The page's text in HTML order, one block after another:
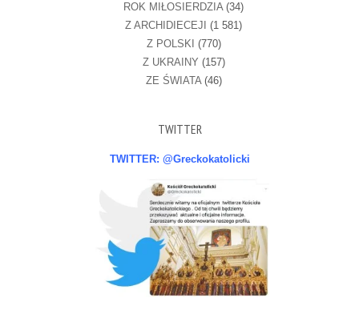
ROK MIŁOSIERDZIA(34)
Z ARCHIDIECEJI (1 581)
Z POLSKI (770)
Z UKRAINY (157)
ZE ŚWIATA(46)
TWITTER
TWITTER: @Greckokatolicki